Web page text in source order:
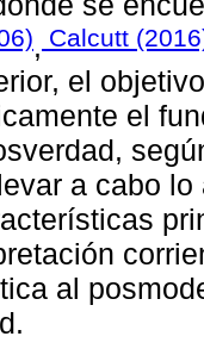
, Calcutt
el
el
a cabo
al